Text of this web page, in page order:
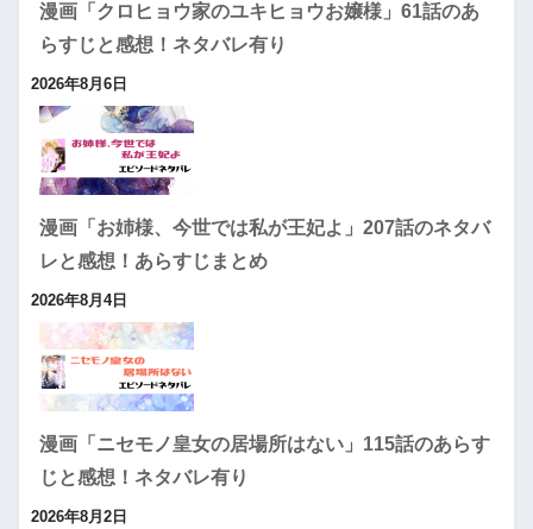
漫画「クロヒョウ家のユキヒョウお嬢様」61話のあ
らすじと感想！ネタバレ有り
2026年8月6日
漫画「お姉様、今世では私が王妃よ」207話のネタバ
レと感想！あらすじまとめ
2026年8月4日
漫画「ニセモノ皇女の居場所はない」115話のあらす
じと感想！ネタバレ有り
2026年8月2日